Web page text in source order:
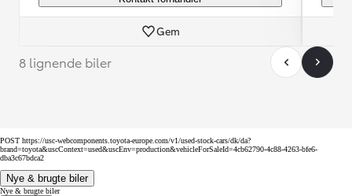
Gem
8 lignende biler
POST https://usc-webcomponents.toyota-europe.com/v1/used-stock-cars/dk/da?
brand=toyota&uscContext=used&uscEnv=production&vehicleForSaleId=4cb62790-4c88-4263-bfe6-
dba3c67bdca2
Nye & brugte biler
Nye & brugte biler